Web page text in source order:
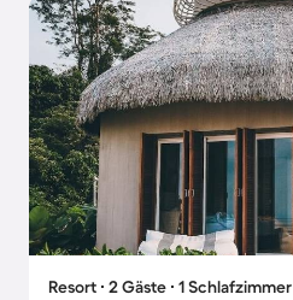
Resort ∙ 2 Gäste ∙ 1 Schlafzimmer